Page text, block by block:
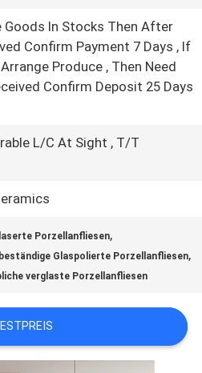
Goods In Stocks Then After
Confirm Payment 7 Days , If
Produce , Then Need
Confirm Deposit 25 Days
L/C At Sight , T/T
Porzellanfliesen,
Glaspolierte Porzellanfliesen,
verglaste Porzellanfliesen